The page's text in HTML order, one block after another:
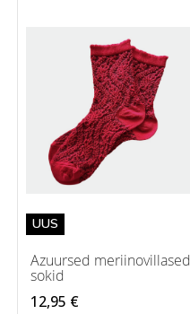
UUS
Azuursed meriinovillased
sokid
12,95 €